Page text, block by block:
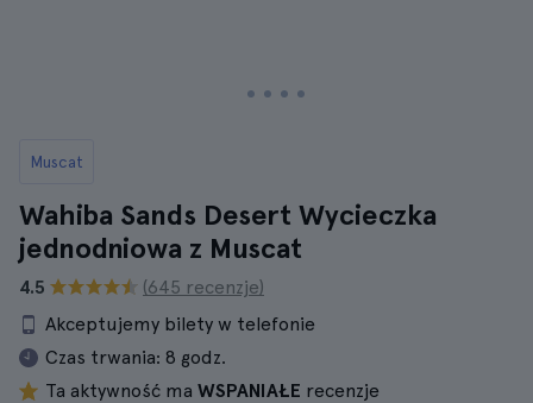
Muscat
Wahiba Sands Desert Wycieczka
jednodniowa z Muscat
4.5
(645 recenzje)
Akceptujemy bilety w telefonie
Czas trwania: 8 godz.
Ta aktywność ma WSPANIAŁE recenzje